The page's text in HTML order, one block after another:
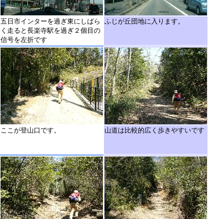
五日市インターを過ぎ東にしばら
く走ると長楽寺駅を過ぎ２個目の
信号を左折です
ふじが丘団地に入ります。
ここが登山口です。 山道は比較的広く歩きやすいです